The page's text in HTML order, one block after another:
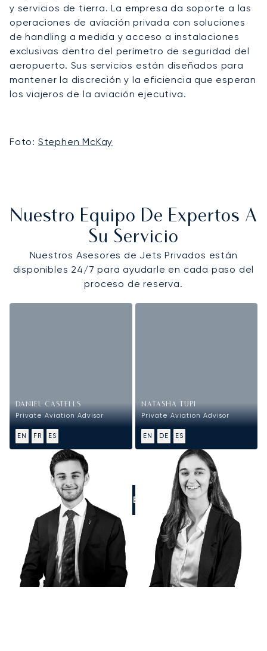
y servicios de tierra. La empresa da soporte a las
operaciones de aviación privada con soluciones
de handling a medida y acceso a instalaciones
exclusivas dentro del perímetro de seguridad del
aeropuerto. Sus servicios están diseñados para
mantener la discreción y la eficiencia que esperan
los viajeros de la aviación ejecutiva.
Foto: Stephen McKay
Nuestro Equipo De Expertos A
Su Servicio
Nuestros Asesores de Jets Privados están
disponibles 24/7 para ayudarle en cada paso del
proceso de reserva.
DANIEL CASTELLS
Private Aviation Advisor
EN FR ES
NATASHA TUPI
Private Aviation Advisor
EN DE ES
LLÁMENOS